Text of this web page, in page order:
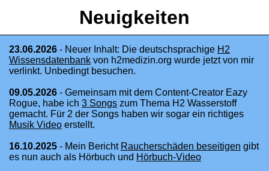
Neuigkeiten
23.06.2026 - Neuer Inhalt: Die deutschsprachige H2
Wissensdatenbank von h2medizin.org wurde jetzt von mir
verlinkt. Unbedingt besuchen.
09.05.2026 - Gemeinsam mit dem Content-Creator Eazy
Rogue, habe ich 3 Songs zum Thema H2 Wasserstoff
gemacht. Für 2 der Songs haben wir sogar ein richtiges
Musik Video erstellt.
16.10.2025 - Mein Bericht Raucherschäden beseitigen gibt
es nun auch als Hörbuch und Hörbuch-Video